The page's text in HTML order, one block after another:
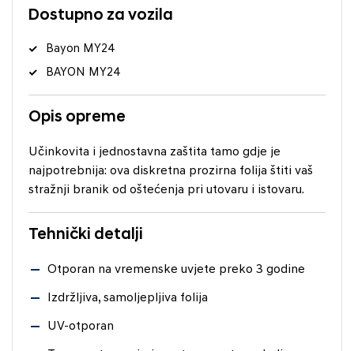
Dostupno za vozila
Bayon MY24
BAYON MY24
Opis opreme
Učinkovita i jednostavna zaštita tamo gdje je
najpotrebnija: ova diskretna prozirna folija štiti vaš
stražnji branik od oštećenja pri utovaru i istovaru.
Tehnički detalji
Otporan na vremenske uvjete preko 3 godine
Izdržljiva, samoljepljiva folija
UV-otporan